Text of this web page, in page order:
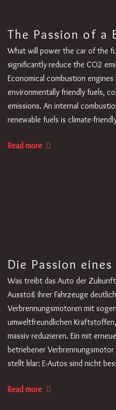
The Passion of a
What will power the car of the
significantly reduce the CO2
Economical combustion
environmentally friendly fuels,
emissions. An internal
renewable fuels is climate-
Read more
Die Passion eines
Was treibt das Auto der
Ausstoß ihrer Fahrzeuge
Verbrennungsmotoren mit
umweltfreundlichen
massiv reduzieren. Ein mit
betriebener
stellt klar: E-Autos sind nicht
Read more